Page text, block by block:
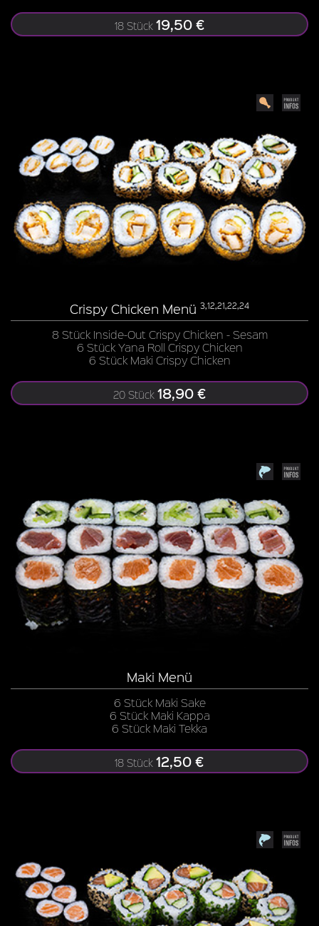
18 Stück 19,50 €
Crispy Chicken Menü 3,12,21,22,24
8 Stück Inside-Out Crispy Chicken - Sesam
6 Stück Yana Roll Crispy Chicken
6 Stück Maki Crispy Chicken
20 Stück 18,90 €
Maki Menü
6 Stück Maki Sake
6 Stück Maki Kappa
6 Stück Maki Tekka
18 Stück 12,50 €